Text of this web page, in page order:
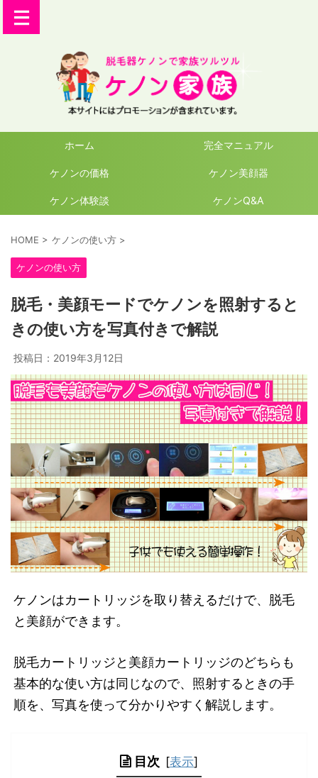
ホーム 完全マニュアル
ケノンの価格 ケノン美顔器
ケノン体験談 ケノンQ&A
HOME > ケノンの使い方 >
ケノンの使い方
脱毛・美顔モードでケノンを照射すると
きの使い方を写真付きで解説
投稿日： 2019年3月12日
ケノンはカートリッジを取り替えるだけで、脱毛
と美顔ができます。
脱毛カートリッジと美顔カートリッジのどちらも
基本的な使い方は同じなので、照射するときの手
順を、写真を使って分かりやすく解説します。
目次 [表示]